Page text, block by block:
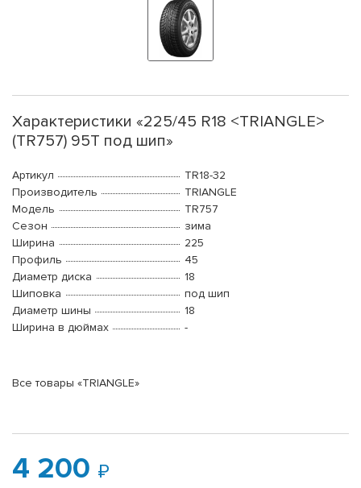
Характеристики «225/45 R18 <TRIANGLE>
(TR757) 95T под шип»
Артикул
TR18-32
Производитель
TRIANGLE
Модель
TR757
Сезон
зима
Ширина
225
Профиль
45
Диаметр диска
18
Шиповка
под шип
Диаметр шины
18
Ширина в дюймах
-
Все товары «TRIANGLE»
4 200